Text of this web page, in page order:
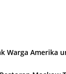
Warga Amerika